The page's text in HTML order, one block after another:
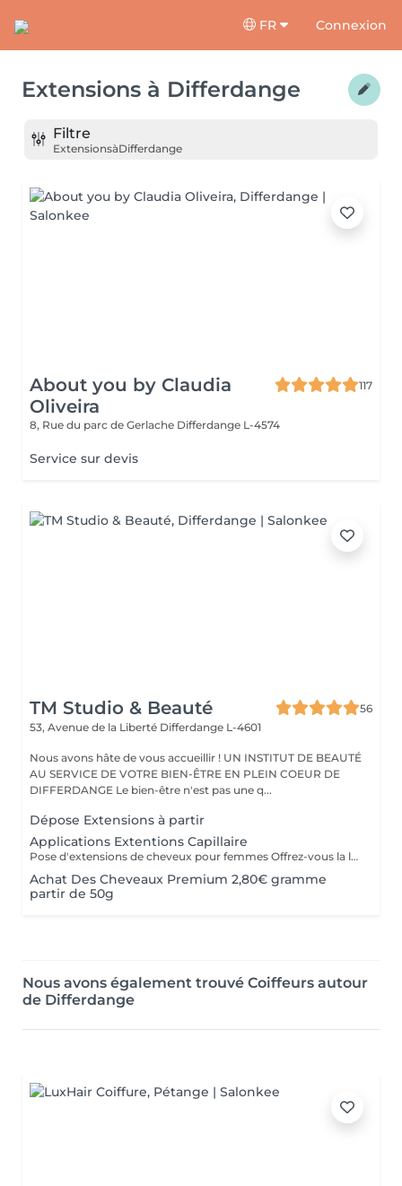
FR Connexion
Extensions à Differdange
Filtre
ExtensionsàDifferdange
About you by Claudia
Oliveira
117
8, Rue du parc de Gerlache Differdange L-4574
Service sur devis
TM Studio & Beauté
56
53, Avenue de la Liberté Differdange L-4601
Nous avons hâte de vous accueillir ! UN INSTITUT DE BEAUTÉ
AU SERVICE DE VOTRE BIEN-ÊTRE EN PLEIN COEUR DE
DIFFERDANGE Le bien-être n'est pas une q...
Dépose Extensions à partir
Applications Extentions Capillaire
Pose d'extensions de cheveux pour femmes Offrez-vous la longueur et la densité dont vous avez toujours rêvé grâce à notre expertise en extensions capillaires. Notre protocole complet comprend : La consultation experte : Analyse de vos cheveux et choix de la méthode la plus adaptée. Le diagnostic couleur : Sélection de la nuance parfaite pour une transition invisible. La pose sur-mesure : Fixation précise des mèches en respectant la santé de votre cuir chevelu. La coupe de finition et le coiffage : Dégradé pour fondre les extensions et brushing ou waves pour un mouvement naturel.
Achat Des Cheveaux Premium 2,80€ gramme
partir de 50g
Nous avons également trouvé Coiffeurs autour
de Differdange